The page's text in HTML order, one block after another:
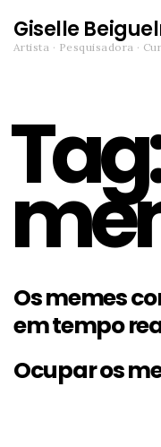
Giselle
Artista · Pesquisadora ·
Os memes
em tempo
Ocupar os